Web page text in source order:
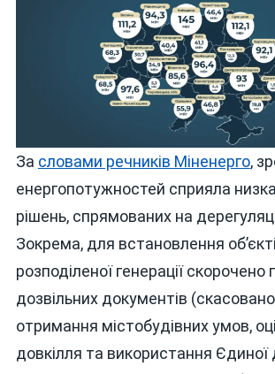
За словами речників Міненерго,
енергопотужностей сприяла
рішень, спрямованих на
Зокрема, для встановлення
розподіленої генерації скорочено
дозвільних документів
отримання містобудівних умов,
довкілля та використання